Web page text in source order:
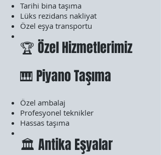
Tarihi bina taşıma
Lüks rezidans nakliyat
Özel eşya transportu
🏆 Özel Hizmetlerimiz
🎹 Piyano Taşıma
Özel ambalaj
Profesyonel teknikler
Hassas taşıma
🏛️ Antika Eşyalar